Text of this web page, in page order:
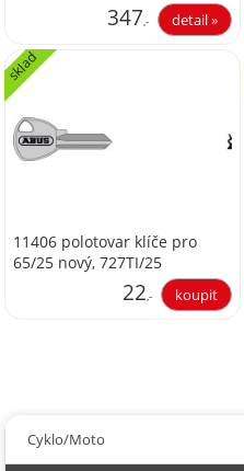
347,-
11406 polotovar klíče pro
65/25 nový, 727TI/25
sklad
22,-
Cyklo/Moto